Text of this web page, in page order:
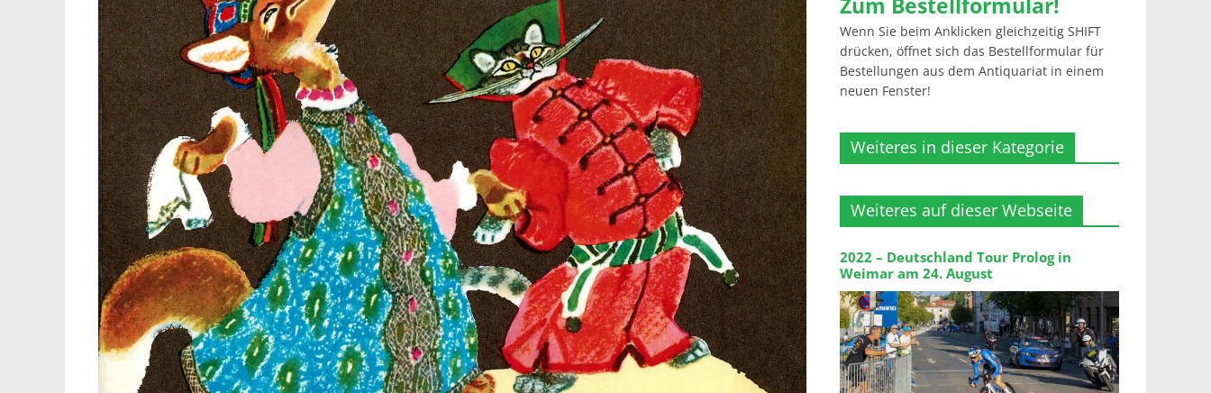
Wenn Sie beim Anklicken gleichzeitig SHIFT
drücken, öffnet sich das Bestellformular für
Bestellungen aus dem Antiquariat in einem
neuen Fenster!
Weiteres in dieser Kategorie
Weiteres auf dieser Webseite
2022 – Deutschland Tour Prolog in
Weimar am 24. August